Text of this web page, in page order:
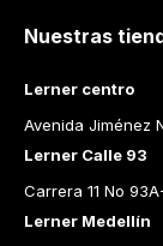
Nuestras
Lerner centro
Avenida Jiménez
Lerner Calle 93
Carrera 11 No
Lerner Medellín